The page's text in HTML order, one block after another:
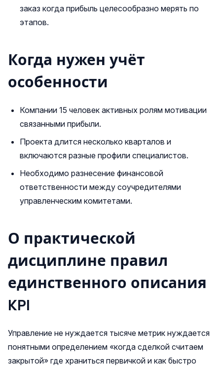
заказ когда прибыль целесообразно мерять по
этапов.
Когда нужен учёт
особенности
Компании 15 человек активных ролям мотивации
связанными прибыли.
Проекта длится несколько кварталов и
включаются разные профили специалистов.
Необходимо разнесение финансовой
ответственности между соучредителями
управленческим комитетами.
О практической
дисциплине правил
единственного описания
KPI
Управление не нуждается тысяче метрик нуждается
понятными определением «когда сделкой считаем
закрытой» где храниться первичкой и как быстро